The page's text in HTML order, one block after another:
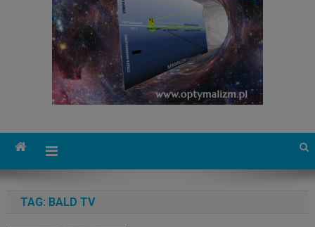
TAG: BALD TV